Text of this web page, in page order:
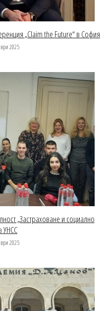
„Claim the Future“ в София
2025
„Застраховане и социално
УНСС
2025